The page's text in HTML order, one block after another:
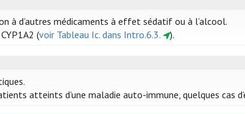
à d’autres médicaments à effet sédatif ou à l’alcool.
(voir Tableau Ic. dans Intro.6.3. ).
atteints d’une maladie auto-immune, quelques cas